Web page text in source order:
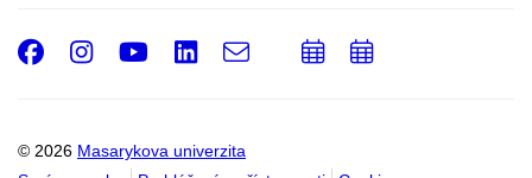
© 2026 Masarykova univerzita
Facebook
Instagram
Youtube
LinkedIn
e-
PřidatPřidat